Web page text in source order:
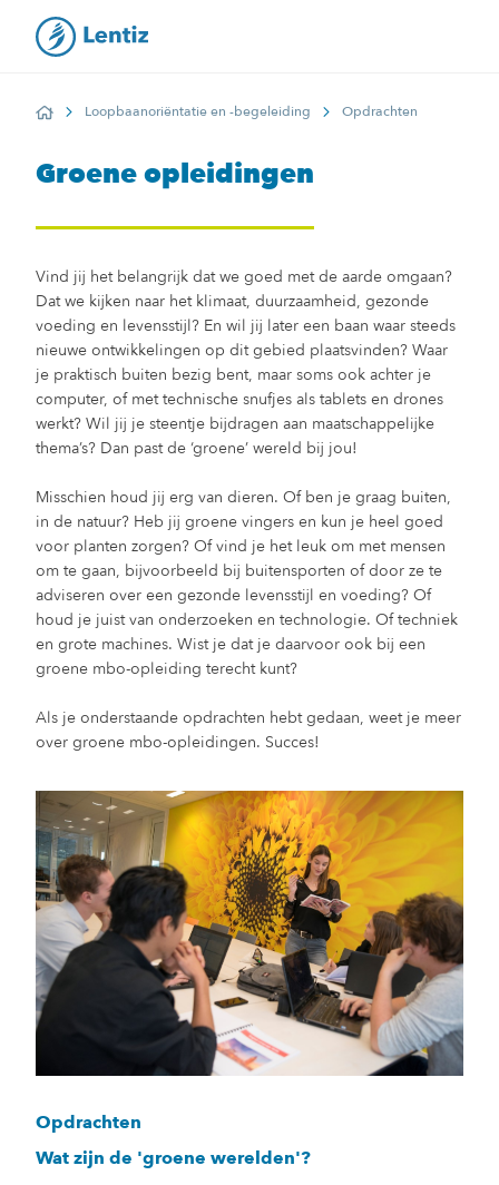
HomeLoopbaanoriëntatie en -begeleiding Opdrachten
Groene opleidingen
Vind jij het belangrijk dat we goed met de aarde omgaan?
Dat we kijken naar het klimaat, duurzaamheid, gezonde
voeding en levensstijl? En wil jij later een baan waar steeds
nieuwe ontwikkelingen op dit gebied plaatsvinden? Waar
je praktisch buiten bezig bent, maar soms ook achter je
computer, of met technische snufjes als tablets en drones
werkt? Wil jij je steentje bijdragen aan maatschappelijke
thema’s? Dan past de ‘groene’ wereld bij jou!
Misschien houd jij erg van dieren. Of ben je graag buiten,
in de natuur? Heb jij groene vingers en kun je heel goed
voor planten zorgen? Of vind je het leuk om met mensen
om te gaan, bijvoorbeeld bij buitensporten of door ze te
adviseren over een gezonde levensstijl en voeding? Of
houd je juist van onderzoeken en technologie. Of techniek
en grote machines. Wist je dat je daarvoor ook bij een
groene mbo-opleiding terecht kunt?
Als je onderstaande opdrachten hebt gedaan, weet je meer
over groene mbo-opleidingen. Succes!
Opdrachten
Wat zijn de 'groene werelden'?